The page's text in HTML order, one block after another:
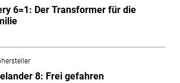
6=1: Der Transformer für die
8: Frei gefahren